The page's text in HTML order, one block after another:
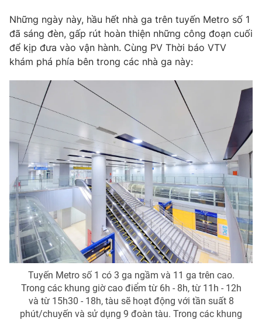
Khán giả
Giải sao mai
Sao
Du lịch
Làm đẹp
Chất lượng cuộc sống
Giáo dục
Tuyển sinh
Công nghệ
Hitech Công nghệ tương lai
Sản phẩm
Thị trường
Tư vấn
Giao lưu trực tuyến
Lịch phát sóng
Chuyên mục khác
Emagazine Podcast
Photo Infographic
Video Shorts video
VTV Money VTV Thể thao
Những ngày này, hầu hết nhà ga trên tuyến Metro số 1
đã sáng đèn, gấp rút hoàn thiện những công đoạn cuối
để kịp đưa vào vận hành. Cùng PV Thời báo VTV
khám phá phía bên trong các nhà ga này:
Tuyến Metro số 1 có 3 ga ngầm và 11 ga trên cao.
Trong các khung giờ cao điểm từ 6h - 8h, từ 11h - 12h
và từ 15h30 - 18h, tàu sẽ hoạt động với tần suất 8
phút/chuyến và sử dụng 9 đoàn tàu. Trong các khung